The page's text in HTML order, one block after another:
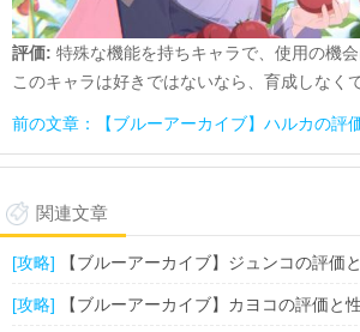
評価: 特殊な機能を持ちキャラで、使用の機
このキャラは好きではないなら、育成しなく
前の文章：【ブルーアーカイブ】ハルカの評
関連文章
[攻略] 【ブルーアーカイブ】ジュンコの評価
[攻略] 【ブルーアーカイブ】カヨコの評価と